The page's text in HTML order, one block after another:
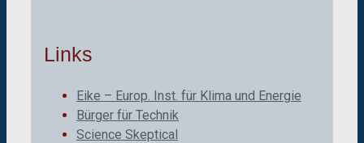
Links
Eike – Europ. Inst. für Klima und Energie
Bürger für Technik
Science Skeptical